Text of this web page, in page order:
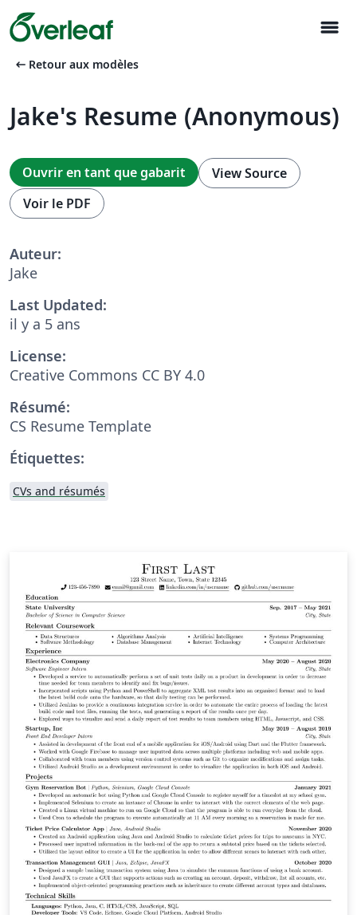
menu
arrow_left_alt Retour aux modèles
Jake's Resume (Anonymous)
Ouvrir en tant que gabarit
View Source
Voir le PDF
Auteur:
Jake
Last Updated:
il y a 5 ans
License:
Creative Commons CC BY 4.0
Résumé:
CS Resume Template
Étiquettes:
CVs and résumés